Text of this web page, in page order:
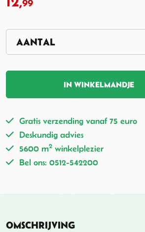
99
IN WINKELMANDJE
Gratis verzending vanaf 75 euro
Deskundig advies
5600 m2 winkelplezier
Bel ons: 0512-542200
OMSCHRIJVING